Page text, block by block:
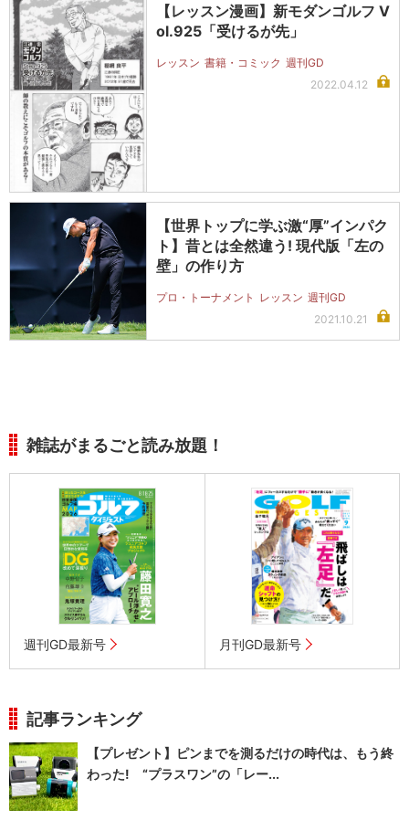
【レッスン漫画】新モダンゴルフ V
ol.925「受けるが先」
レッスン 書籍・コミック 週刊GD
2022.04.12
【世界トップに学ぶ激“厚”インパク
ト】昔とは全然違う! 現代版「左の
壁」の作り方
プロ・トーナメント レッスン 週刊GD
2021.10.21
雑誌がまるごと読み放題！
週刊GD最新号 月刊GD最新号
記事ランキング
【プレゼント】ピンまでを測るだけの時代は、もう終
わった! “プラスワン”の「レー...